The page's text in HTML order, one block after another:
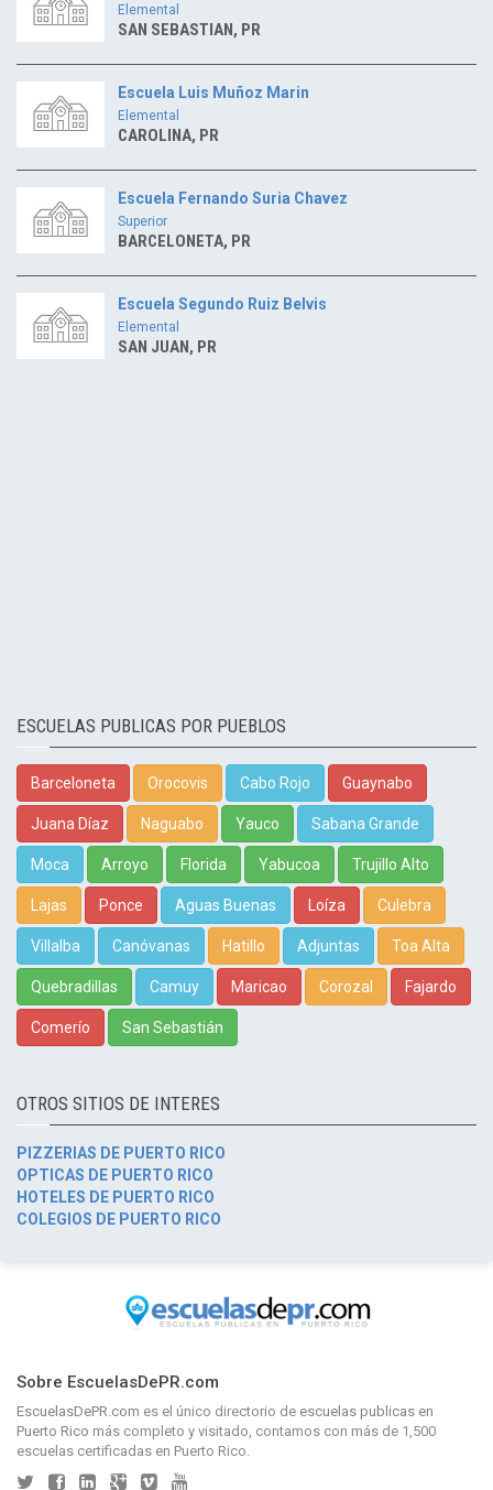
Elemental
SAN SEBASTIAN, PR
Escuela Luis Muñoz Marin
Elemental
CAROLINA, PR
Escuela Fernando Suria Chavez
Superior
BARCELONETA, PR
Escuela Segundo Ruiz Belvis
Elemental
SAN JUAN, PR
ESCUELAS PUBLICAS POR PUEBLOS
Barceloneta Orocovis Cabo Rojo Guaynabo
Juana Díaz Naguabo Yauco Sabana Grande
Moca Arroyo Florida Yabucoa Trujillo Alto
Lajas Ponce Aguas Buenas Loíza Culebra
Villalba Canóvanas Hatillo Adjuntas Toa Alta
Quebradillas Camuy Maricao Corozal Fajardo
Comerío San Sebastián
OTROS SITIOS DE INTERES
PIZZERIAS DE PUERTO RICO
OPTICAS DE PUERTO RICO
HOTELES DE PUERTO RICO
COLEGIOS DE PUERTO RICO
Sobre EscuelasDePR.com
EscuelasDePR.com es el único directorio de escuelas publicas en
Puerto Rico más completo y visitado, contamos con más de 1,500
escuelas certificadas en Puerto Rico.